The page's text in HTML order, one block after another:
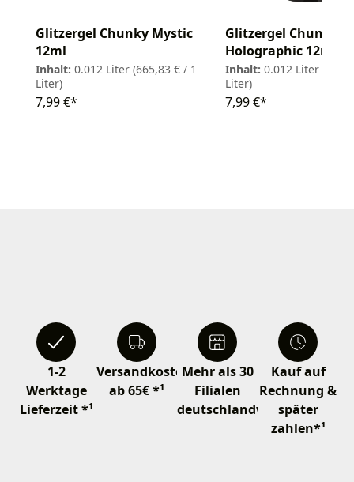
Glitzergel Chunky Mystic
12ml
Inhalt: 0.012 Liter (665,83 € / 1
Liter)
7,99 €*
Glitzergel Chunky
Holographic 12ml
Inhalt: 0.012 Liter
Liter)
7,99 €*
1-2
Werktage
Lieferzeit *¹
Versandkostenfrei
ab 65€ *¹
Mehr als 30
Filialen
deutschlandweit
Kauf auf
Rechnung &
später
zahlen*¹